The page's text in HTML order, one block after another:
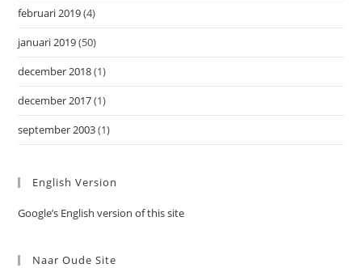
februari 2019(4)
januari 2019(50)
december 2018(1)
december 2017(1)
september 2003(1)
English Version
Google’s English version of this site
Naar Oude Site